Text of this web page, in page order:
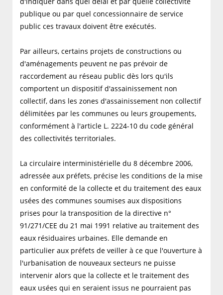
publique ou par quel concessionnaire de service
public ces travaux doivent être exécutés.
Par ailleurs, certains projets de constructions ou
d'aménagements peuvent ne pas prévoir de
raccordement au réseau public dès lors qu'ils
comportent un dispositif d'assainissement non
collectif, dans les zones d'assainissement non collectif
délimitées par les communes ou leurs groupements,
conformément à l'article L. 2224-10 du code général
des collectivités territoriales.
La circulaire interministérielle du 8 décembre 2006,
adressée aux préfets, précise les conditions de la mise
en conformité de la collecte et du traitement des eaux
usées des communes soumises aux dispositions
prises pour la transposition de la directive n°
91/271/CEE du 21 mai 1991 relative au traitement des
eaux résiduaires urbaines. Elle demande en
particulier aux préfets de veiller à ce que l'ouverture à
l'urbanisation de nouveaux secteurs ne puisse
intervenir alors que la collecte et le traitement des
eaux usées qui en seraient issus ne pourraient pas